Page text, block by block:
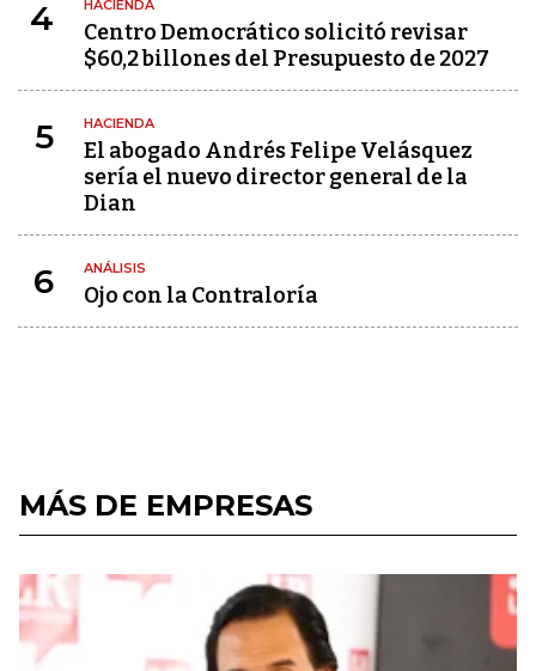
4 HACIENDA
Centro Democrático solicitó revisar
$60,2 billones del Presupuesto de 2027
5 HACIENDA
El abogado Andrés Felipe Velásquez
sería el nuevo director general de la
Dian
6 ANÁLISIS
Ojo con la Contraloría
MÁS DE EMPRESAS